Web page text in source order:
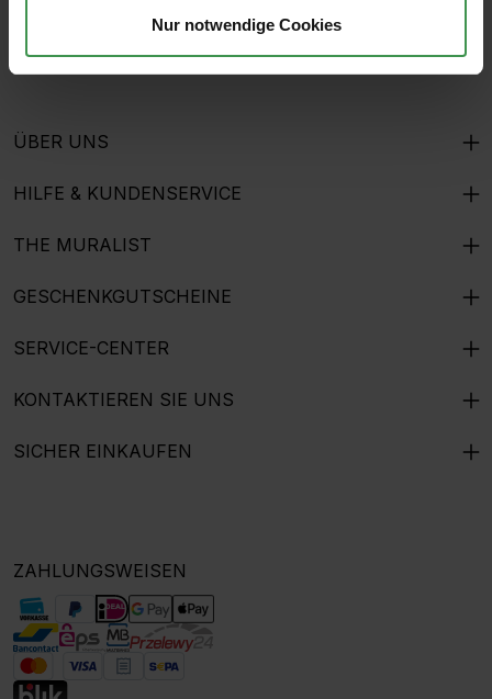
Nur notwendige Cookies
einverstanden.
ÜBER UNS
HILFE & KUNDENSERVICE
THE MURALIST
GESCHENKGUTSCHEINE
SERVICE-CENTER
KONTAKTIEREN SIE UNS
SICHER EINKAUFEN
ZAHLUNGSWEISEN